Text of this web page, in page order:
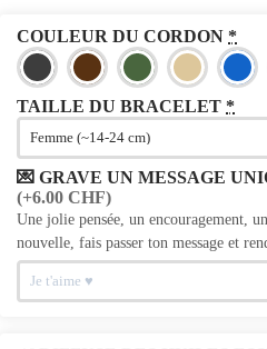
COULEUR DU CORDON *
TAILLE DU BRACELET *
💌 GRAVE UN MESSAGE
(+6.00 CHF)
Une jolie pensée, un encouragement,
nouvelle, fais passer ton message et